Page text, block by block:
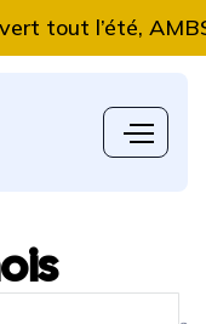
l’été, AMBS